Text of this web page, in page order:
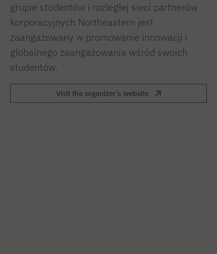
grupie studentów i rozległej sieci partnerów
korporacyjnych Northeastern jest
zaangażowany w promowanie innowacji i
globalnego zaangażowania wśród swoich
studentów.
Visit the organizer’s website